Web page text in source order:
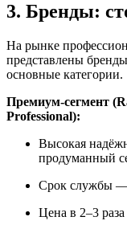
3. Бренды:
На рынке
представлены
основные категории.
Премиум-сегмент
Professional):
Высокая
продуманный
Срок службы —
Цена в 2–3